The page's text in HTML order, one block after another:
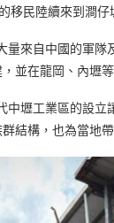
移民陸續來到澗
量來自中國的軍
並在龍岡、內壢
中壢工業區的設
結構，也為當地